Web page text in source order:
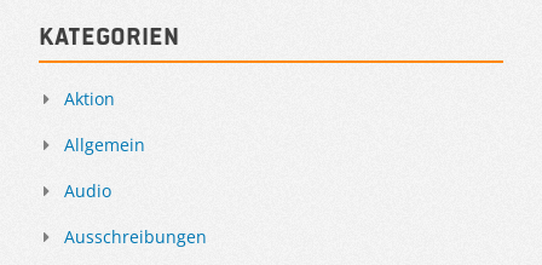
Kategorien
Aktion
Allgemein
Audio
Ausschreibungen